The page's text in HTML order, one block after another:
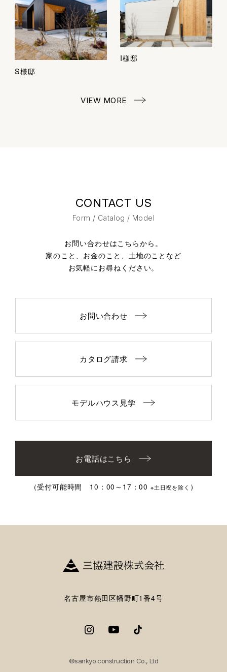
S様邸
I様邸
VIEW MORE
CONTACT US
Form / Catalog / Model
お問い合わせはこちらから。
家のこと、お金のこと、土地のことなど
お気軽にお尋ねください。
お問い合わせ
カタログ請求
モデルハウス見学
お電話はこちら
（受付可能時間 10：00～17：00 ※土日祝を除く ）
名古屋市熱田区幡野町1番4号
©sankyo construction Co., Ltd